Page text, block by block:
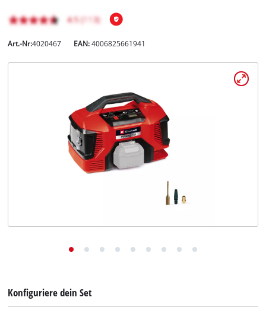
Art.-Nr:4020467 EAN:4006825661941
Konfiguriere dein Set